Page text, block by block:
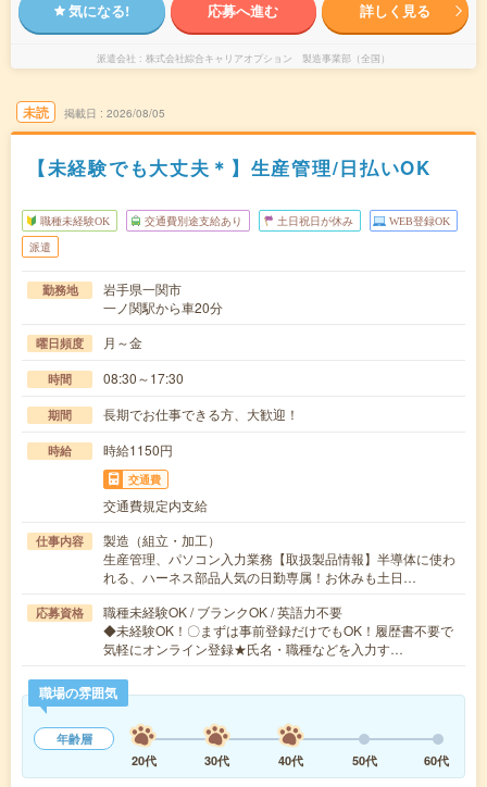
気になる! 応募へ進む 詳しく見る
派遣会社 株式会社綜合キャリアオプション 製造事業部（全国）
未読 掲載日 2026/08/05
【未経験でも大丈夫＊】生産管理/日払いOK
職種未経験OK 交通費別途支給あり 土日祝日が休み WEB登録OK
派遣
勤務地
岩手県一関市
一ノ関駅から車20分
曜日頻度 月～金
時間 08:30～17:30
期間 長期でお仕事できる方、大歓迎！
時給 時給1150円
交通費
交通費規定内支給
仕事内容
製造（組立・加工）
生産管理、パソコン入力業務【取扱製品情報】半導体に使わ
れる、ハーネス部品人気の日勤専属！お休みも土日…
応募資格
職種未経験OK / ブランクOK / 英語力不要
◆未経験OK！〇まずは事前登録だけでもOK！履歴書不要で
気軽にオンライン登録★氏名・職種などを入力す…
職場の雰囲気
年齢層
20代
30代 40代 50代 60代